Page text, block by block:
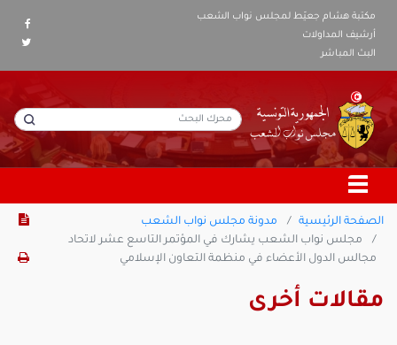
مكتبة هشام جعيّط لمجلس نواب الشعب
أرشيف المداولات
البث المباشر
الصفحة الرئيسية
مدونة مجلس نواب الشعب
مجلس نواب الشعب يشارك في المؤتمر التاسع عشر لاتحاد
مجالس الدول الأعضاء في منظمة التعاون الإسلامي
مقالات أخرى